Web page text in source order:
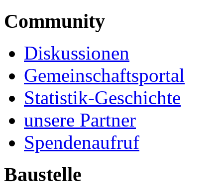
Community
Diskussionen
Gemeinschaftsportal
Statistik-Geschichte
unsere Partner
Spendenaufruf
Baustelle